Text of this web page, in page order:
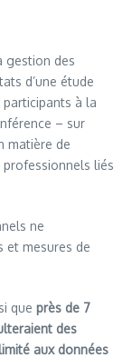
gestion des
d’une étude
à la
– sur
matière de
liés
ne
et mesures de
que près de 7
des
aux données